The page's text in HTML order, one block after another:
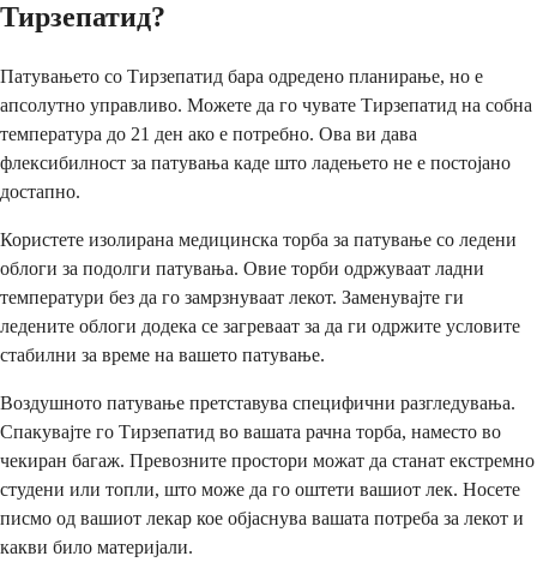
Тирзепатид?
Патувањето со Тирзепатид бара одредено планирање, но е
апсолутно управливо. Можете да го чувате Тирзепатид на собна
температура до 21 ден ако е потребно. Ова ви дава
флексибилност за патувања каде што ладењето не е постојано
достапно.
Користете изолирана медицинска торба за патување со ледени
облоги за подолги патувања. Овие торби одржуваат ладни
температури без да го замрзнуваат лекот. Заменувајте ги
ледените облоги додека се загреваат за да ги одржите условите
стабилни за време на вашето патување.
Воздушното патување претставува специфични разгледувања.
Спакувајте го Тирзепатид во вашата рачна торба, наместо во
чекиран багаж. Превозните простори можат да станат екстремно
студени или топли, што може да го оштети вашиот лек. Носете
писмо од вашиот лекар кое објаснува вашата потреба за лекот и
какви било материјали.